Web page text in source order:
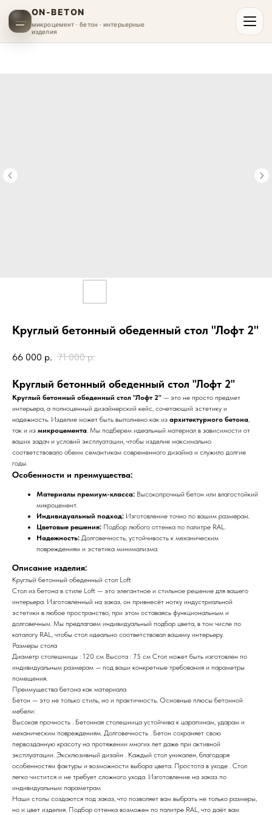
ON-BETON
микроцемент · бетон · интерьерные
изделия
Круглый бетонный обеденный стол "Лофт 2"
66 000 р. 71 000 р.
Круглый бетонный обеденный стол "Лофт 2"
Круглый бетонный обеденный стол "Лофт 2" — это не просто предмет
интерьера, а полноценный дизайнерский кейс, сочетающий эстетику и
надежность. Изделие может быть выполнено как из архитектурного бетона,
так и из микроцемента. Мы подберем идеальный материал в зависимости от
ваших задач и условий эксплуатации, чтобы изделие максимально
соответствовало обеим семантикам современного дизайна и служило долгие
годы.
Особенности и преимущества:
Материалы премиум-класса: Высокопрочный бетон или влагостойкий
микроцемент.
Индивидуальный подход: Изготовление точно по вашим размерам.
Цветовые решения: Подбор любого оттенка по палитре RAL.
Надежность: Долговечность, устойчивость к механическим
повреждениям и эстетика минимализма.
Описание изделия:
Круглый бетонный обеденный стол Loft
Стол из бетона в стиле Loft — это элегантное и стильное решение для вашего
интерьера. Изготовленный на заказ, он привнесёт нотку индустриальной
эстетики в любое пространство, при этом оставаясь функциональным и
долговечным. Мы предлагаем индивидуальный подбор цвета, в том числе по
каталогу RAL, чтобы стол идеально соответствовал вашему интерьеру.
Размеры стола
Диаметр столешницы : 120 см Высота : 75 см Стол может быть изготовлен по
индивидуальным размерам — под ваши конкретные требования и параметры
помещения.
Преимущества бетона как материала
Бетон — это не только стиль, но и практичность. Основные плюсы бетонной
мебели:
Высокая прочность . Бетонная столешница устойчива к царапинам, ударам и
механическим повреждениям. Долговечность . Бетон сохраняет свою
первозданную красоту на протяжении многих лет даже при активной
эксплуатации. Эксклюзивный дизайн . Каждый стол уникален, благодаря
особенностям фактуры и возможности выбора цвета. Простота в уходе . Стол
легко чистится и не требует сложного ухода. Изготовление на заказ по
индивидуальным параметрам
Наши столы создаются под заказ, что позволяет вам выбрать не только размеры,
но и цвет изделия. Подбор оттенка возможен по палитре RAL, что даёт вам